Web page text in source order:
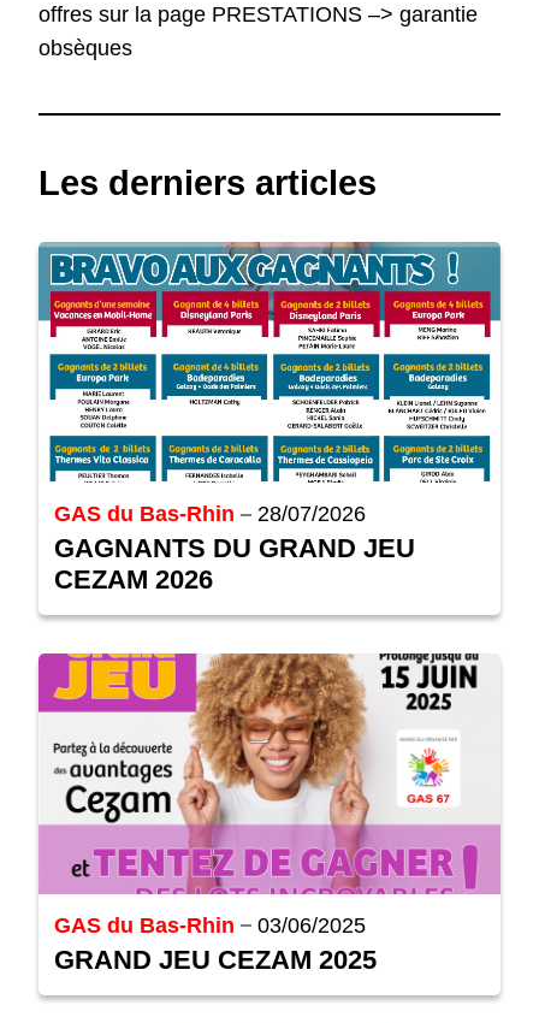
offres sur la page PRESTATIONS –> garantie
obsèques
Les derniers articles
GAS du Bas-Rhin 28/07/2026
GAGNANTS DU GRAND JEU
CEZAM 2026
GAS du Bas-Rhin 03/06/2025
GRAND JEU CEZAM 2025